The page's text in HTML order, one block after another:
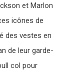
et Marlon
icônes de
des vestes en
de leur garde-
col pour